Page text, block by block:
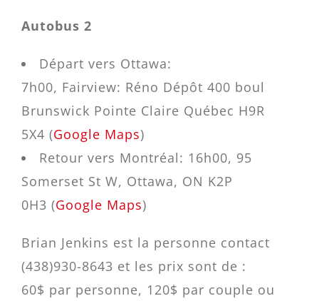
Autobus 2
Départ vers Ottawa:
7h00, Fairview: Réno Dépôt 400 boul
Brunswick Pointe Claire Québec H9R
5X4 (Google Maps)
Retour vers Montréal: 16h00, 95
Somerset St W, Ottawa, ON K2P
0H3 (Google Maps)
Brian Jenkins est la personne contact
(438)930-8643 et les prix sont de :
60$ par personne, 120$ par couple ou